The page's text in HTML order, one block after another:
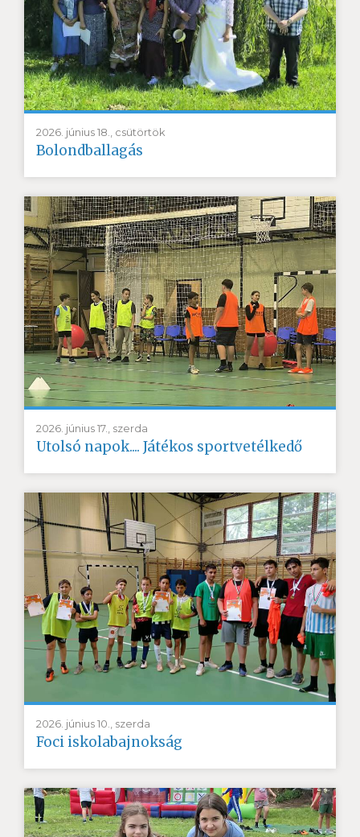
2026. június 18., csütörtök
Bolondballagás
2026. június 17., szerda
Utolsó napok.... Játékos sportvetélkedő
2026. június 10., szerda
Foci iskolabajnokság